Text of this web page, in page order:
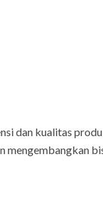
dan kualitas
mengembangkan